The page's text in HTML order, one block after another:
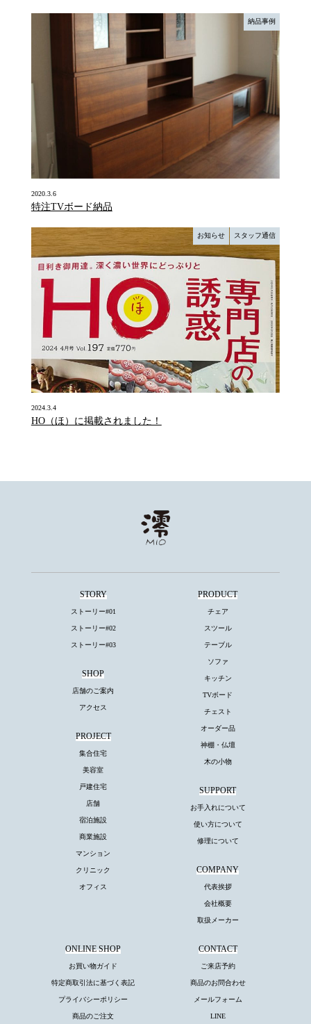
納品事例
2020.3.6
特注TVボード納品
お知らせ スタッフ通信
2024.3.4
HO（ほ）に掲載されました！
STORY
ストーリー#01
ストーリー#02
ストーリー#03
SHOP
店舗のご案内
アクセス
PRODUCT
チェア
スツール
テーブル
ソファ
キッチン
TVボード
チェスト
オーダー品
神棚・仏壇
木の小物
PROJECT
集合住宅
美容室
戸建住宅
店舗
宿泊施設
商業施設
マンション
クリニック
オフィス
SUPPORT
お手入れについて
使い方について
修理について
COMPANY
代表挨拶
会社概要
取扱メーカー
CONTACT
ご来店予約
商品のお問合わせ
メールフォーム
LINE
ONLINE SHOP
お買い物ガイド
特定商取引法に基づく表記
プライバシーポリシー
商品のご注文